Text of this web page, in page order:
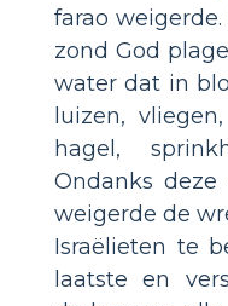
farao
zond God
water dat in
luizen,
hagel,
Ondanks deze
weigerde de
Israëlieten te
laatste en